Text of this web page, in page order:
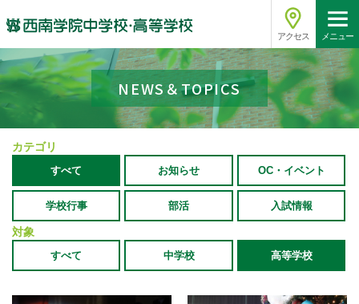
アクセス メニュー
NEWS＆TOPICS
カテゴリ
すべて お知らせ OC・イベント
学校行事 部活 入試情報
対象
すべて 中学校 高等学校